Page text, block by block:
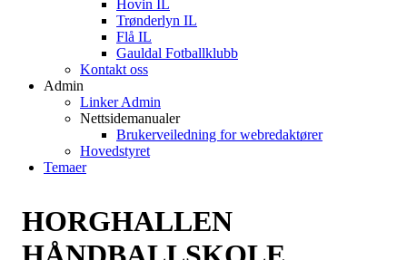
Hovin IL
Trønderlyn IL
Flå IL
Gauldal Fotballklubb
Kontakt oss
Admin
Linker Admin
Nettsidemanualer
Brukerveiledning for webredaktører
Hovedstyret
Temaer
HORGHALLEN